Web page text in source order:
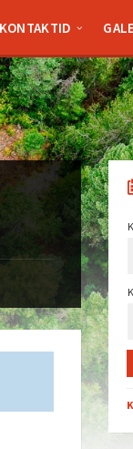
KONTAKTID